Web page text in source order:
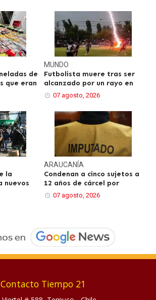
de
que eran
MUNDO
Futbolista muere tras ser
alcanzado por un rayo en
07 agosto, 2026
la
nuevos
ARAUCANÍA
Condenan a cinco sujetos a
12 años de cárcel por
07 agosto, 2026
Contacto Tiempo 21